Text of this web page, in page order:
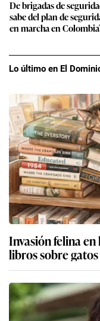
De brigadas de
sabe del plan de
en marcha en
Lo último en El
Invasión felina
libros sobre